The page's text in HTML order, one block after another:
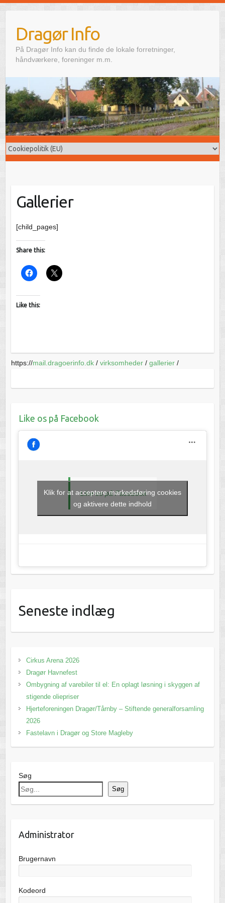
Dragør Info
På Dragør Info kan du finde de lokale forretninger,
håndværkere, foreninger m.m.
Gallerier
[child_pages]
Share this:
Like this:
https://mail.dragoerinfo.dk/ virksomheder/ gallerier/
Like os på Facebook
Like os på Facebook
Klik for at acceptere markedsføring cookies
og aktivere dette indhold
Seneste indlæg
Cirkus Arena 2026
Dragør Havnefest
Ombygning af varebiler til el: En oplagt løsning i skyggen af
stigende oliepriser
Hjerteforeningen Dragør/Tårnby – Stiftende generalforsamling
2026
Fastelavn i Dragør og Store Magleby
Søg
Søg
Administrator
Brugernavn
Kodeord